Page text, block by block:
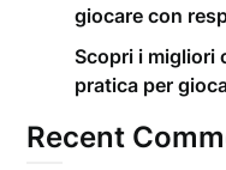
giocare con
Scopri i migliori
pratica per
Recent